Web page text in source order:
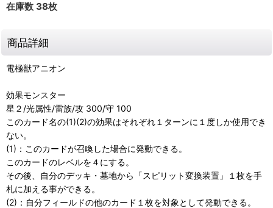
在庫数 38枚
商品詳細
電極獣アニオン
効果モンスター
星２/光属性/雷族/攻 300/守 100
このカード名の(1)(2)の効果はそれぞれ１ターンに１度しか使用でき
ない。
(1)：このカードが召喚した場合に発動できる。
このカードのレベルを４にする。
その後、自分のデッキ・墓地から「スピリット変換装置」１枚を手
札に加える事ができる。
(2)：自分フィールドの他のカード１枚を対象として発動できる。